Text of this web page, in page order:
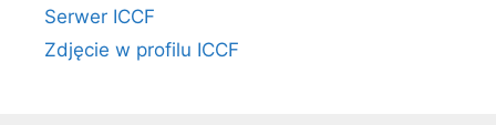
Serwer ICCF
Zdjęcie w profilu ICCF